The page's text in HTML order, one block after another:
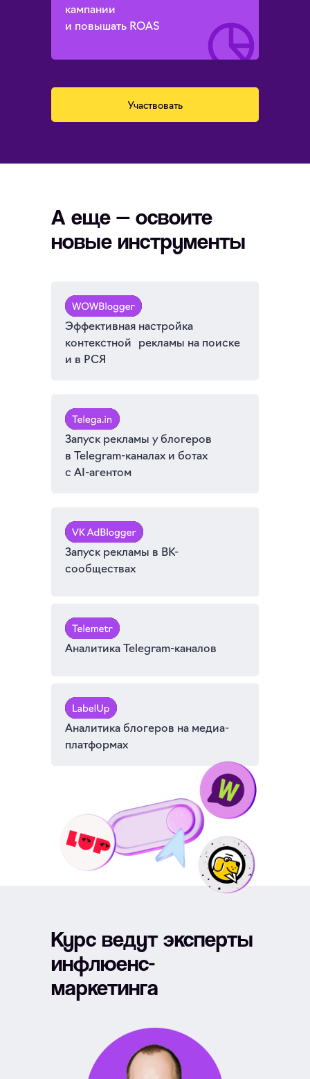
Участвовать
кампании
и повышать ROAS
Эффективная настройка
контекстной рекламы на поиске
и в РСЯ
Запуск рекламы у блогеров
в Telegram-каналах и ботах
с AI-агентом
Запуск рекламы в ВК-
сообществах
Аналитика Telegram-каналов
Аналитика блогеров на медиа-
платформах
А еще — освоите
новые инструменты
Курс ведут эксперты
инфлюенс-
маркетинга